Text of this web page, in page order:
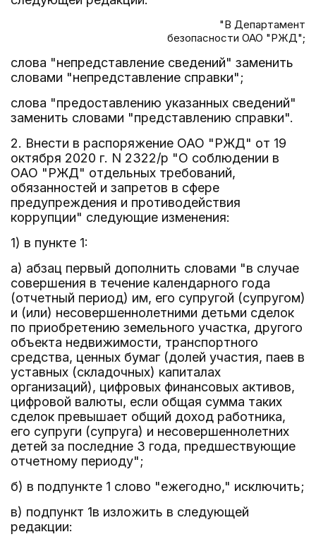
"В Департамент
безопасности ОАО "РЖД";
слова "непредставление сведений" заменить
словами "непредставление справки";
слова "предоставлению указанных сведений"
заменить словами "представлению справки".
2. Внести в распоряжение ОАО "РЖД" от 19
октября 2020 г. N 2322/р "О соблюдении в
ОАО "РЖД" отдельных требований,
обязанностей и запретов в сфере
предупреждения и противодействия
коррупции" следующие изменения:
1) в пункте 1:
а) абзац первый дополнить словами "в случае
совершения в течение календарного года
(отчетный период) им, его супругой (супругом)
и (или) несовершеннолетними детьми сделок
по приобретению земельного участка, другого
объекта недвижимости, транспортного
средства, ценных бумаг (долей участия, паев в
уставных (складочных) капиталах
организаций), цифровых финансовых активов,
цифровой валюты, если общая сумма таких
сделок превышает общий доход работника,
его супруги (супруга) и несовершеннолетних
детей за последние 3 года, предшествующие
отчетному периоду";
б) в подпункте 1 слово "ежегодно," исключить;
в) подпункт 1в изложить в следующей
редакции: